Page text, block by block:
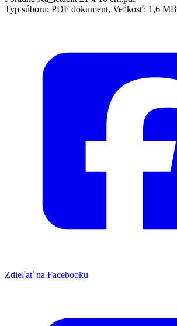
Typ súboru: PDF dokument, Veľkosť: 1,6 MB
Zdieľať na Facebooku